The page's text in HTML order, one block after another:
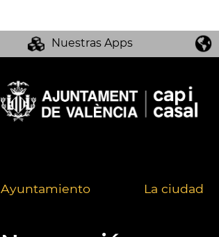
Nuestras Apps
Ayuntamiento La ciudad